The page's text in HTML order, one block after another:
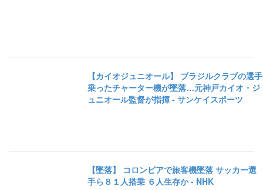
【カイオジュニオール】 ブラジルクラブの選手
乗ったチャーター機が墜落…元神戸カイオ・ジ
ュニオール監督が指揮 - サンケイスポーツ
【墜落】 コロンビアで旅客機墜落 サッカー選
手ら８１人搭乗 ６人生存か - NHK